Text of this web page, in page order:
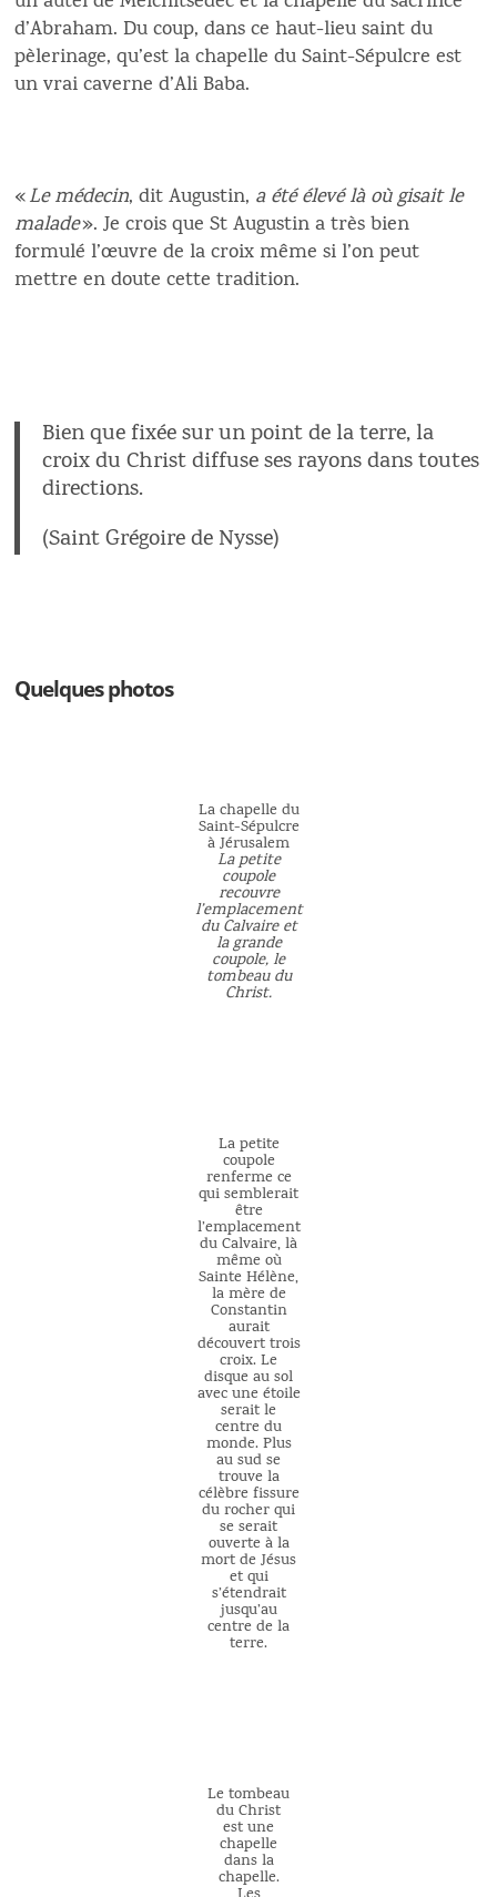
d’Abraham. Du coup, dans ce haut-lieu saint du
pèlerinage, qu’est la chapelle du Saint-Sépulcre est
un vrai caverne d’Ali Baba.
«Le médecin, dit Augustin, a été élevé là où gisait le
malade». Je crois que St Augustin a très bien
formulé l’œuvre de la croix même si l’on peut
mettre en doute cette tradition.
Bien que fixée sur un point de la terre, la
croix du Christ diffuse ses rayons dans toutes
directions.
(Saint Grégoire de Nysse)
Quelques photos
La chapelle du
Saint-Sépulcre
à Jérusalem
La petite
coupole
recouvre
l’emplacement
du Calvaire et
la grande
coupole, le
tombeau du
Christ.
La petite
coupole
renferme ce
qui semblerait
être
l’emplacement
du Calvaire, là
même où
Sainte Hélène,
la mère de
Constantin
aurait
découvert trois
croix. Le
disque au sol
avec une étoile
serait le
centre du
monde. Plus
au sud se
trouve la
célèbre fissure
du rocher qui
se serait
ouverte à la
mort de Jésus
et qui
s’étendrait
jusqu’au
centre de la
terre.
Le tombeau
du Christ
est une
chapelle
dans la
chapelle.